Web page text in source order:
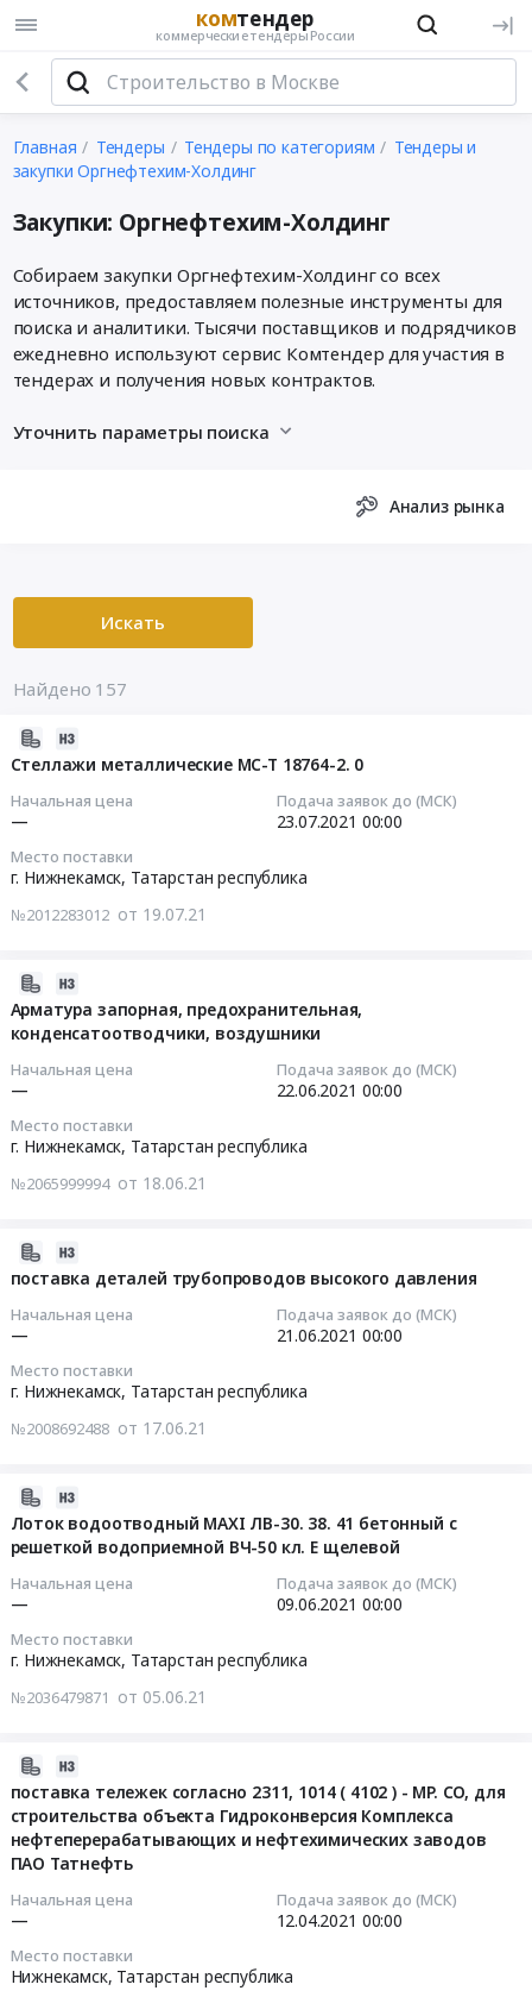
комтендер
коммерческие тендеры России
Главная Тендеры Тендеры по категориям
Тендеры и
закупки Оргнефтехим-Холдинг
Закупки: Оргнефтехим-Холдинг
Собираем закупки Оргнефтехим-Холдинг со всех
источников, предоставляем полезные инструменты для
поиска и аналитики. Тысячи поставщиков и подрядчиков
ежедневно используют сервис Комтендер для участия в
тендерах и получения новых контрактов.
Уточнить параметры поиска
Анализ рынка
Искать
Найдено 157
Стеллажи металлические МС-Т 18764-2. 0
Начальная цена
—
Подача заявок до (МСК)
23.07.2021 00:00
Место поставки
г. Нижнекамск, Татарстан республика
№2012283012 от 19.07.21
Арматура запорная, предохранительная,
конденсатоотводчики, воздушники
Начальная цена
—
Подача заявок до (МСК)
22.06.2021 00:00
Место поставки
г. Нижнекамск, Татарстан республика
№2065999994 от 18.06.21
поставка деталей трубопроводов высокого давления
Начальная цена
—
Подача заявок до (МСК)
21.06.2021 00:00
Место поставки
г. Нижнекамск, Татарстан республика
№2008692488 от 17.06.21
Лоток водоотводный MAXI ЛВ-30. 38. 41 бетонный с
решеткой водоприемной ВЧ-50 кл. Е щелевой
Начальная цена
—
Подача заявок до (МСК)
09.06.2021 00:00
Место поставки
г. Нижнекамск, Татарстан республика
№2036479871 от 05.06.21
30.38.41
поставка тележек согласно 2311, 1014 ( 4102 ) - МР. СО, для
строительства объекта Гидроконверсия Комплекса
нефтеперерабатывающих и нефтехимических заводов
ПАО Татнефть
Начальная цена
—
Подача заявок до (МСК)
12.04.2021 00:00
Место поставки
Нижнекамск, Татарстан республика